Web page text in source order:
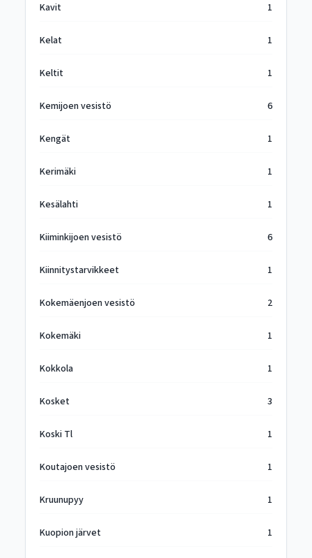
Kavit 1
Kelat 1
Keltit 1
Kemijoen vesistö 6
Kengät 1
Kerimäki 1
Kesälahti 1
Kiiminkijoen vesistö 6
Kiinnitystarvikkeet 1
Kokemäenjoen vesistö 2
Kokemäki 1
Kokkola 1
Kosket 3
Koski Tl 1
Koutajoen vesistö 1
Kruunupyy 1
Kuopion järvet 1